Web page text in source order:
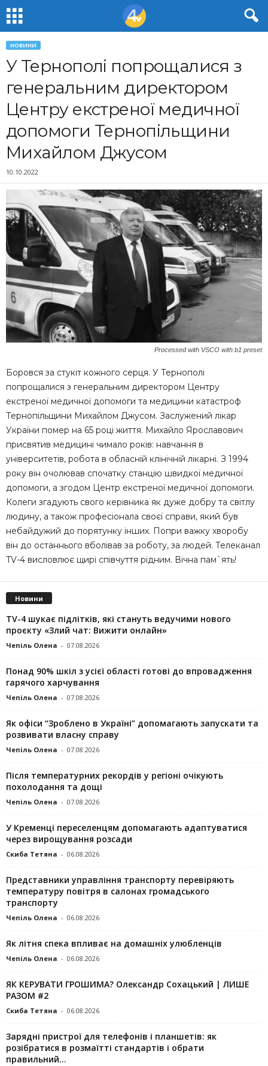
НОВИНИ
У Тернополі попрощалися з
генеральним директором
Центру екстреної медичної
допомоги Тернопільщини
Михайлом Джусом
10.10.2022
Processed with VSCO with b1 preset
Боровся за стукіт кожного серця. У Тернополі
попрощалися з генеральним директором Центру
екстреної медичної допомоги та медицини катастроф
Тернопільщини Михайлом Джусом. Заслужений лікар
України помер на 65 році життя. Михайло Ярославович
присвятив медицині чимало років: навчання в
університетів, робота в обласній клінічній лікарні. З 1994
року він очолював спочатку станцію швидкої медичної
допомоги, а згодом Центр екстреної медичної допомоги.
Колеги згадують свого керівника як дуже добру та світлу
людину, а також професіонала своєї справи, який був
небайдужий до порятунку інших. Попри важку хворобу
він до останнього вболівав за роботу, за людей. Телеканал
TV-4 висловлює щирі співчуття рідним. Вічна пам`ять!
Новини
TV-4 шукає підлітків, які стануть ведучими нового
проєкту «Злий чат: Вижити онлайн»
Чепіль Олена - 07.08.2026
Понад 90% шкіл з усієї області готові до впровадження
гарячого харчування
Чепіль Олена - 07.08.2026
Як офіси “Зроблено в Україні” допомагають запускaти та
розвивати власну справу
Чепіль Олена - 07.08.2026
Після температурних рекордів у регіоні очікують
похолодання та дощі
Чепіль Олена - 07.08.2026
У Кременці переселенцям допомагають адаптуватися
через вирощування розсади
Скиба Тетяна - 06.08.2026
Представники управління транспорту перевіряють
температуру повітря в салонах громадського
транспорту
Чепіль Олена - 06.08.2026
Як літня спека впливає на домашніх улюбленців
Чепіль Олена - 06.08.2026
ЯК КЕРУВАТИ ГРОШИМА? Олександр Сохацький | ЛИШЕ
РАЗОМ #2
Скиба Тетяна - 06.08.2026
Зарядні пристрої для телефонів і планшетів: як
розібратися в розмаїтті стандартів і обрати
правильний...